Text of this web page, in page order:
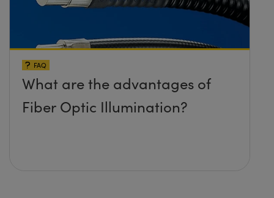
FAQ
What are the advantages of
Fiber Optic Illumination?